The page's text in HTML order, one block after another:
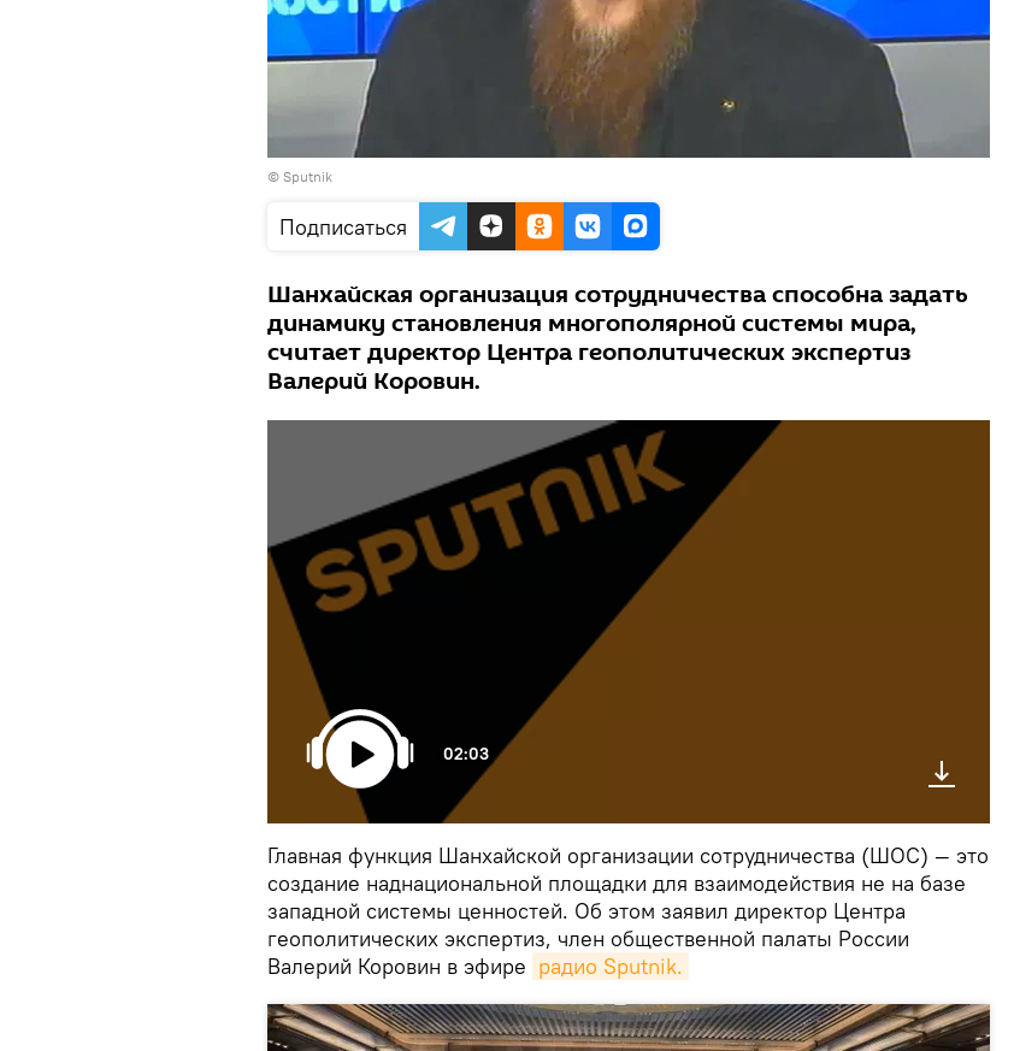
© Sputnik
Подписаться
Шанхайская организация сотрудничества способна задать
динамику становления многополярной системы мира,
считает директор Центра геополитических экспертиз
Валерий Коровин.
02:03
Главная функция Шанхайской организации сотрудничества (ШОС) — это
создание наднациональной площадки для взаимодействия не на базе
западной системы ценностей. Об этом заявил директор Центра
геополитических экспертиз, член общественной палаты России
Валерий Коровин в эфире радио Sputnik.